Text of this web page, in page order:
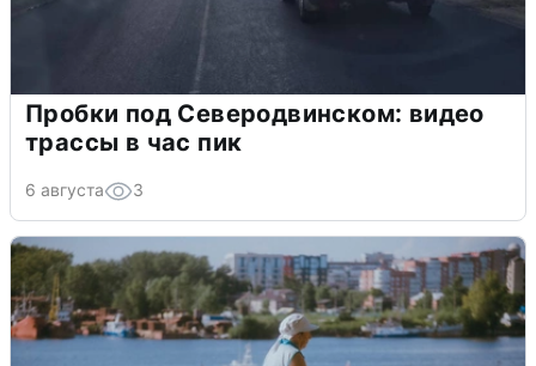
Пробки под Северодвинском: видео
трассы в час пик
6 августа 3